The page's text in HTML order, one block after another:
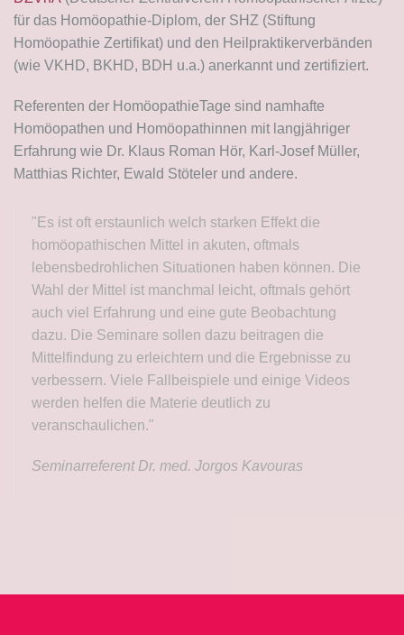
für das Homöopathie-Diplom, der SHZ (Stiftung
Homöopathie Zertifikat) und den Heilpraktikerverbänden
(wie VKHD, BKHD, BDH u.a.) anerkannt und zertifiziert.
Referenten der HomöopathieTage sind namhafte
Homöopathen und Homöopathinnen mit langjähriger
Erfahrung wie Dr. Klaus Roman Hör, Karl-Josef Müller,
Matthias Richter, Ewald Stöteler und andere.
"Es ist oft erstaunlich welch starken Effekt die
homöopathischen Mittel in akuten, oftmals
lebensbedrohlichen Situationen haben können. Die
Wahl der Mittel ist manchmal leicht, oftmals gehört
auch viel Erfahrung und eine gute Beobachtung
dazu. Die Seminare sollen dazu beitragen die
Mittelfindung zu erleichtern und die Ergebnisse zu
verbessern. Viele Fallbeispiele und einige Videos
werden helfen die Materie deutlich zu
veranschaulichen."
Seminarreferent Dr. med. Jorgos Kavouras